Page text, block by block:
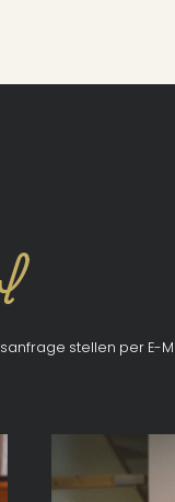
stellen per E-